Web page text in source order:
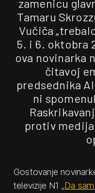
zamenicu
Tamaru
Vučiča
5. i 6. oktobra
ova novinarka
čitavoj
predsednika
ni
protiv
Gostovanje
televizije N1 „Da